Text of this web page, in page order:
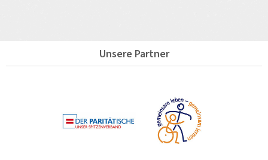
Unsere Partner